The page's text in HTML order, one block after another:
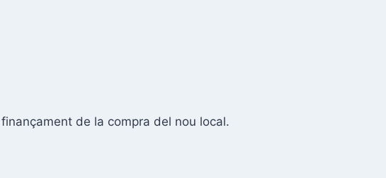
de la compra del nou local.